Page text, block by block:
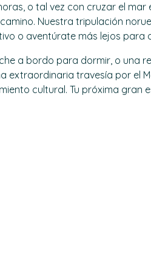
o tal vez con cruzar el
Nuestra tripulación
o aventúrate más lejos para
a bordo para dormir, o
extraordinaria travesía por
cultural. Tu próxima gran